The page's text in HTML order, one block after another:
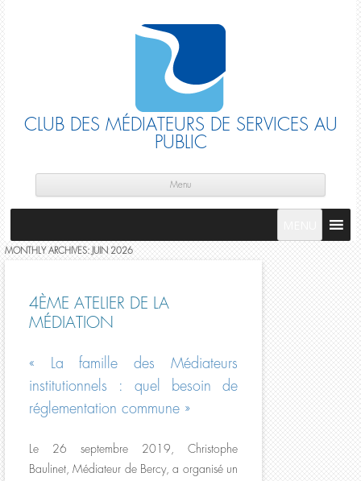
CLUB DES MÉDIATEURS DE SERVICES AU
PUBLIC
Menu
MONTHLY ARCHIVES: JUIN 2026
4ÈME ATELIER DE LA
MÉDIATION
« La famille des Médiateurs
institutionnels : quel besoin de
réglementation commune »
Le 26 septembre 2019, Christophe
Baulinet, Médiateur de Bercy, a organisé un